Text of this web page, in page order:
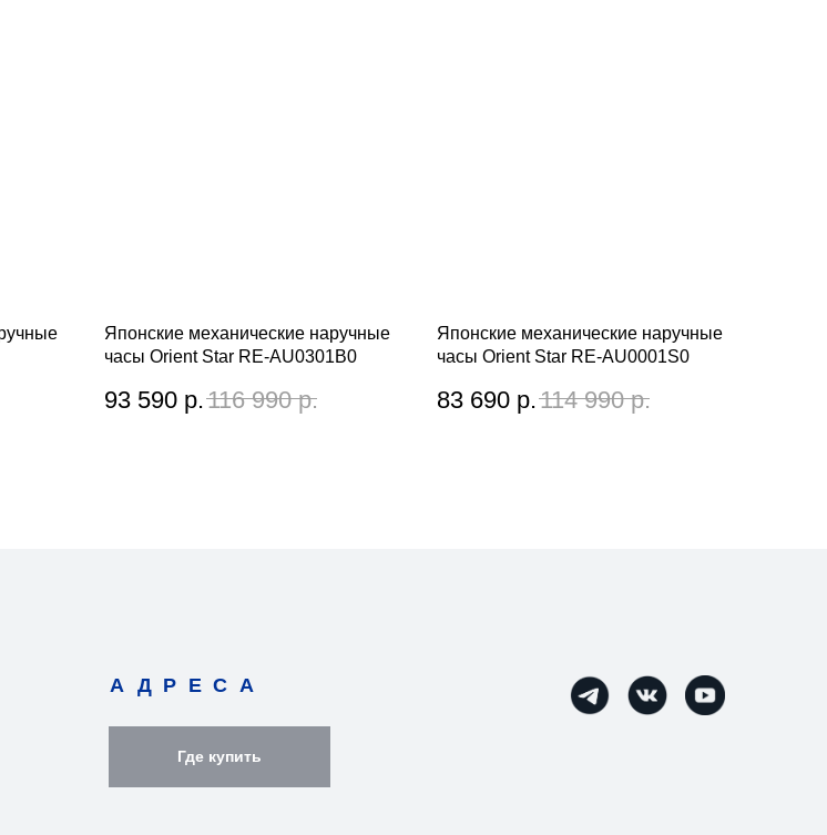
Японские механические наручные
часы Orient Star RE-AU0301B0
93 590 р.116 990 р.
Японские механические наручные
часы Orient Star RE-AU0001S0
83 690 р.114 990 р.
АДРЕСА
Где купить